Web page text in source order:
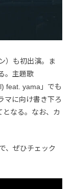
）も初出演。ま
。主題歌
feat. yama」でも
マに向け書き下ろ
となる。なお、カ
、ぜひチェック